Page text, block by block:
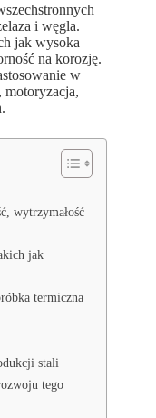
i węgla.
jak wysoka
na korozję.
w
wytrzymałość
jak
termiczna
stali
tego